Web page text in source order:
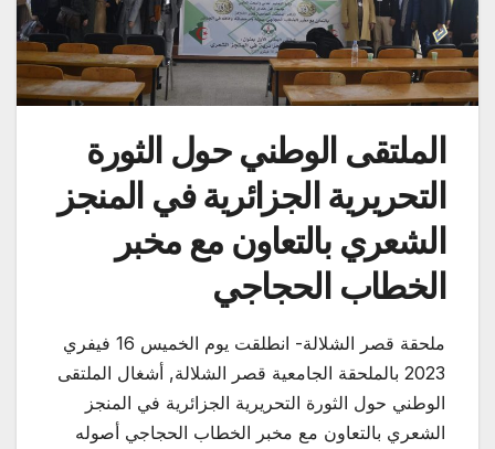
الملتقى الوطني حول الثورة
التحريرية الجزائرية في المنجز
الشعري بالتعاون مع مخبر
الخطاب الحجاجي
ملحقة قصر الشلالة- انطلقت يوم الخميس 16 فيفري
2023 بالملحقة الجامعية قصر الشلالة, أشغال الملتقى
الوطني حول الثورة التحريرية الجزائرية في المنجز
الشعري بالتعاون مع مخبر الخطاب الحجاجي أصوله